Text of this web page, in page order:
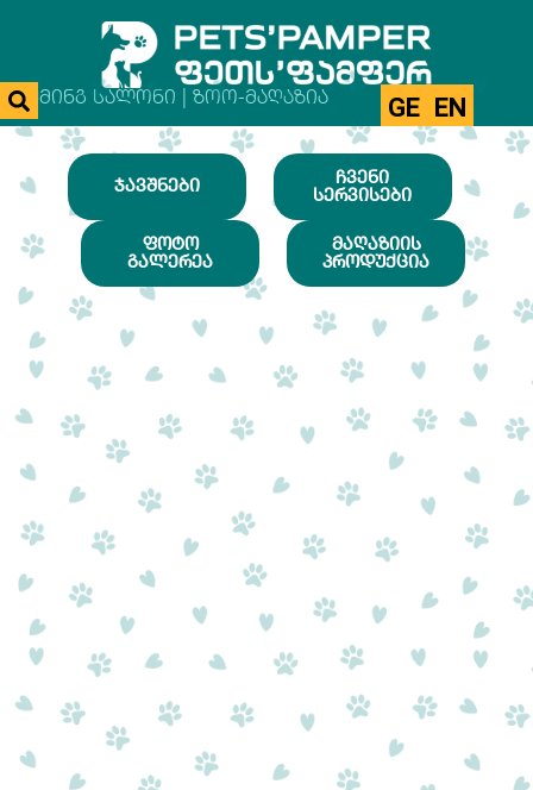
ᲒᲠᲣᲛᲘᲜᲒ ᲡᲐᲚᲝᲜᲘ | ᲖᲝᲝ-ᲛᲐᲦᲐᲖᲘᲐ GE EN
ᲯᲐᲕᲨᲜᲔᲑᲘ
ᲩᲕᲔᲜᲘ
ᲡᲔᲠᲕᲘᲡᲔᲑᲘ
ᲤᲝᲢᲝ
ᲒᲐᲚᲔᲠᲔᲐ
ᲛᲐᲦᲐᲖᲘᲘᲡ
ᲞᲠᲝᲓᲣᲥᲪᲘᲐ